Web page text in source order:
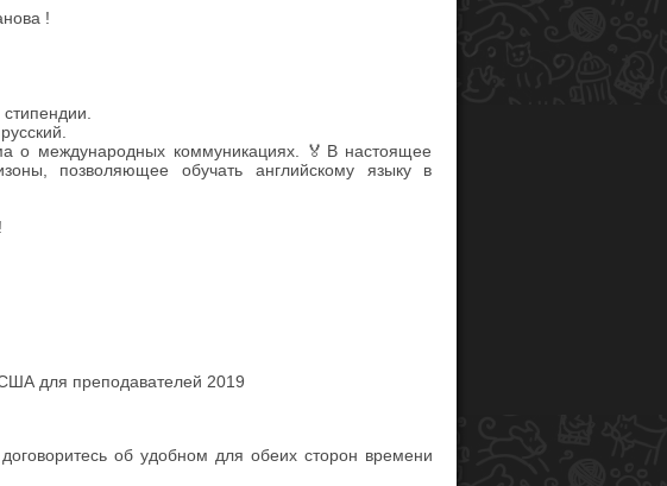
!
о международных коммуникациях. 🏅В настоящее
позволяющее обучать английскому языку в
для преподавателей 2019
об удобном для обеих сторон времени